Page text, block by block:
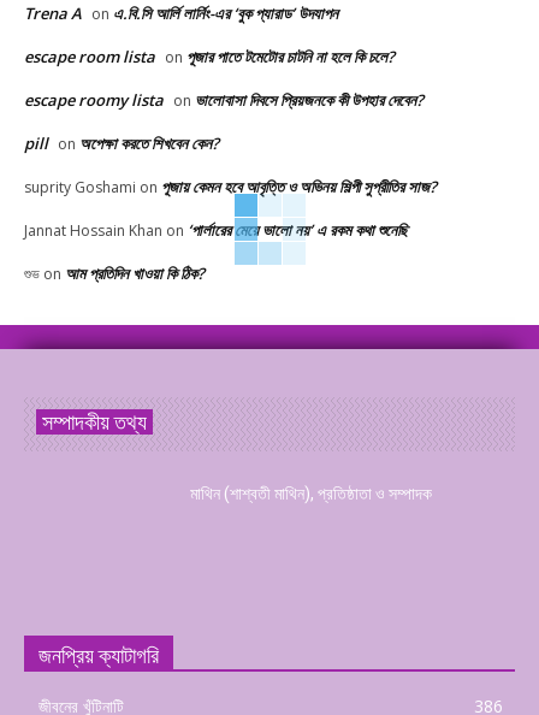
Trena A on এ.বি.সি আর্লি লার্নিং-এর ‘বুক প্যারাড’ উদযাপন
escape room lista on পূজার পাতে টমেটোর চাটনি না হলে কি চলে?
escape roomy lista on ভালোবাসা দিবসে প্রিয়জনকে কী উপহার দেবেন?
pill on অপেক্ষা করতে শিখবেন কেন?
suprity Goshami on পূজায় কেমন হবে আবৃত্তি ও অভিনয় শিল্পী সুপ্রীতির সাজ?
Jannat Hossain Khan on ‘পার্লারের মেয়ে ভালো নয়’ এ রকম কথা শুনেছি
শুভ on আম প্রতিদিন খাওয়া কি ঠিক?
সম্পাদকীয় তথ্য
মাথিন (শাশ্বতী মাথিন), প্রতিষ্ঠাতা ও সম্পাদক
জনপ্রিয় ক্যাটাগরি
জীবনের খুঁটিনাটি
386